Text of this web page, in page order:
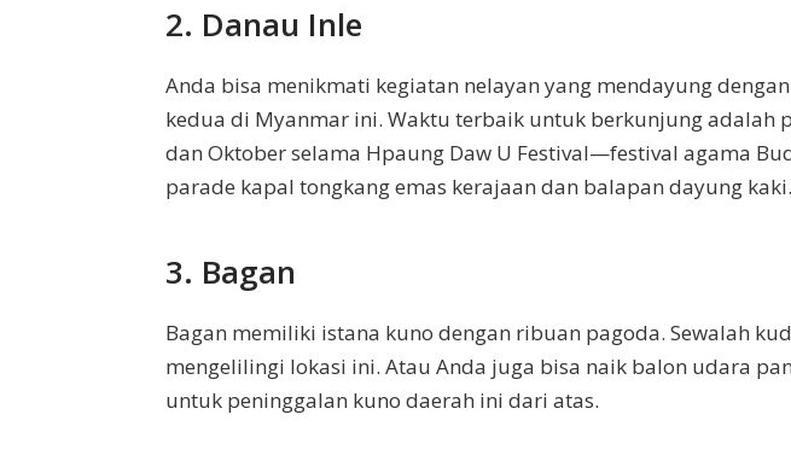
2. Danau Inle
Anda bisa menikmati kegiatan nelayan yang mendayung
kedua di Myanmar ini. Waktu terbaik untuk berkunjung adalah
dan Oktober selama Hpaung Daw U Festival—festival agama
parade kapal tongkang emas kerajaan dan balapan dayung kaki.
3. Bagan
Bagan memiliki istana kuno dengan ribuan pagoda. Sewalah
mengelilingi lokasi ini. Atau Anda juga bisa naik balon udara
untuk peninggalan kuno daerah ini dari atas.